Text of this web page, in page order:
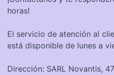
horas!
El servicio de atención al
está disponible de lunes a
Dirección: SARL Novantis,